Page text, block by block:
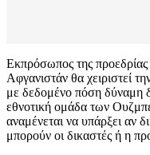
Εκπρόσωπος της προεδρίας
Αφγανιστάν θα χειριστεί
με δεδομένο πόση δύναμη
εθνοτική ομάδα των
αναμένεται να υπάρξει αν
μπορούν οι δικαστές ή η